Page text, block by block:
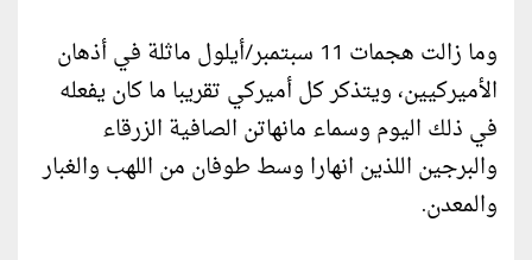
وما زالت هجمات 11 سبتمبر/أيلول ماثلة في أذهان
الأميركيين، ويتذكر كل أميركي تقريبا ما كان يفعله
في ذلك اليوم وسماء مانهاتن الصافية الزرقاء
والبرجين اللذين انهارا وسط طوفان من اللهب والغبار
والمعدن.